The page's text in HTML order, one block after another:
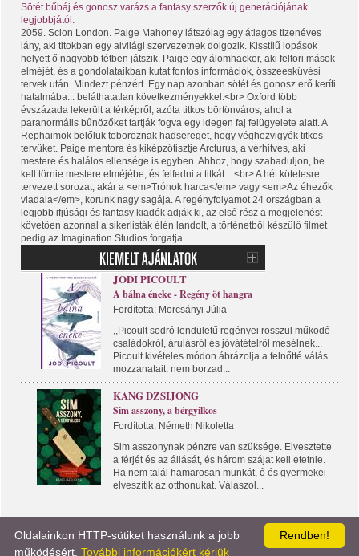
Sötét bűbáj és gonosz varázs a fantasy szerzők új generációjának
legjobbjától.
2059. Scion London. Paige Mahoney látszólag egy átlagos tizenéves
lány, aki titokban egy alvilági szervezetnek dolgozik. Kisstílű lopások
helyett ő nagyobb tétben játszik. Paige egy álomhacker, aki feltöri mások
elméjét, és a gondolataikban kutat fontos információk, összeesküvési
tervek után. Mindezt pénzért. Egy nap azonban sötét és gonosz erő keríti
hatalmába... beláthatatlan következményekkel.<br> Oxford több
évszázada lekerült a térképről, azóta titkos börtönváros, ahol a
paranormális bűnözőket tartják fogva egy idegen faj felügyelete alatt. A
Rephaimok belőlük toboroznak hadsereget, hogy véghezvigyék titkos
tervüket. Paige mentora és kiképzőtisztje Arcturus, a vérhitves, aki
mestere és halálos ellensége is egyben. Ahhoz, hogy szabaduljon, be
kell törnie mestere elméjébe, és felfedni a titkát... <br> A hét kötetesre
tervezett sorozat, akár a <em>Trónok harca</em> vagy <em>Az éhezők
viadala</em>, korunk nagy sagája. A regényfolyamot 24 országban a
legjobb ifjúsági és fantasy kiadók adják ki, az első rész a megjelenést
követően azonnal a sikerlisták élén landolt, a történetből készülő filmet
pedig az Imagination Studios forgatja.
JODI PICOULT
A bálna éneke - Regény öt hangra
Fordította: Morcsányi Júlia
,,Picoult sodró lendületű regényei rosszul működő
családokról, árulásról és jóvátételről mesélnek...
Picoult kivételes módon ábrázolja a felnőtté válás
mozzanatait: nem borzad...
KANG DZSIJONG
Sim asszony, a bérgyilkos
Fordította: Németh Nikoletta
Sim asszonynak pénzre van szüksége. Elvesztette
a férjét és az állását, és három szájat kell etetnie.
Ha nem talál hamarosan munkát, ő és gyermekei
elveszítik az otthonukat. Válaszol...
KÖNYVPORTÁL LÍRA KÖNYV KAPCSOLAT
Rendben!
Oldalainkon HTTP-sütiket használunk a jobb
működésért. További információkért kérjük